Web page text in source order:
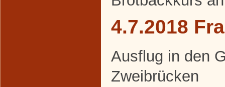
4.7.2018
Ausflug in den
Zweibrücken